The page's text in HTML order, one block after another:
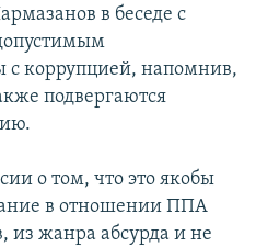
в беседе с
с коррупцией, напомнив,
подвергаются
о том, что это якобы
в отношении ППА
из жанра абсурда и не